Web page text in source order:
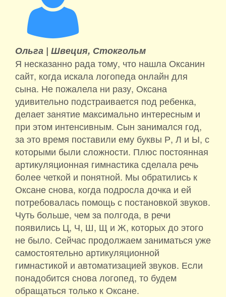
Ольга | Швеция, Стокгольм
Я несказанно рада тому, что нашла Оксанин
сайт, когда искала логопеда онлайн для
сына. Не пожалела ни разу, Оксана
удивительно подстраивается под ребенка,
делает занятие максимально интересным и
при этом интенсивным. Сын занимался год,
за это время поставили ему буквы Р, Л и Ы, с
которыми были сложности. Плюс постоянная
артикуляционная гимнастика сделала речь
более четкой и понятной. Мы обратились к
Оксане снова, когда подросла дочка и ей
потребовалась помощь с постановкой звуков.
Чуть больше, чем за полгода, в речи
появились Ц, Ч, Ш, Щ и Ж, которых до этого
не было. Сейчас продолжаем заниматься уже
самостоятельно артикуляционной
гимнастикой и автоматизацией звуков. Если
понадобится снова логопед, то будем
обращаться только к Оксане.